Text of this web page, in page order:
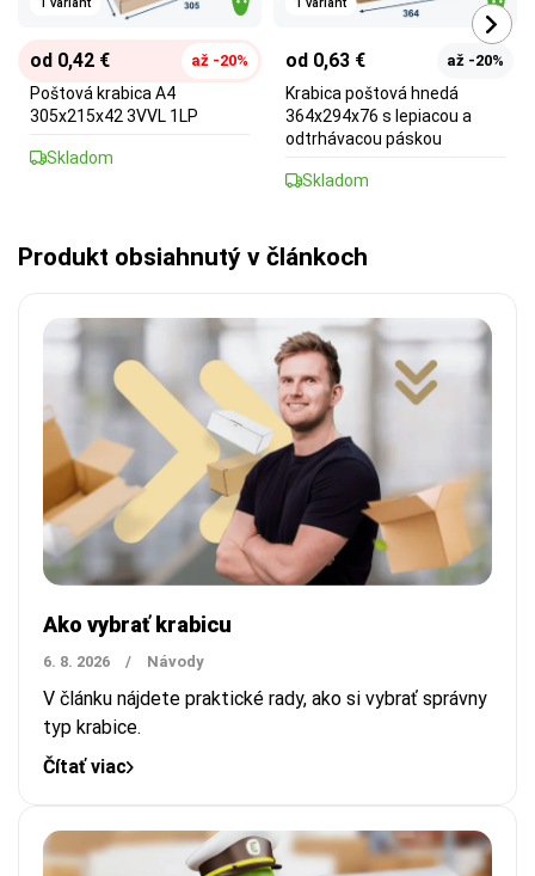
1 variant
od 0,42 € až -20%
Poštová krabica A4
305x215x42 3VVL 1LP
Skladom
1 variant
od 0,63 € až -20%
Krabica poštová hnedá
364x294x76 s lepiacou a
odtrhávacou páskou
Skladom
Produkt obsiahnutý v článkoch
Ako vybrať krabicu
6. 8. 2026 / Návody
V článku nájdete praktické rady, ako si vybrať správny
typ krabice.
Čítať viac